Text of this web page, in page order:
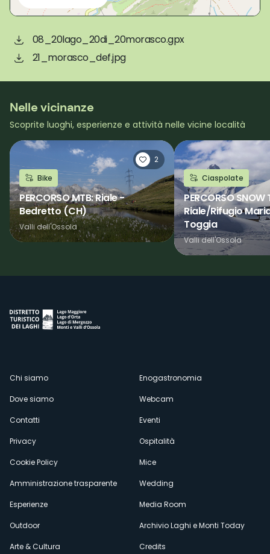
08_20lago_20di_20morasco.gpx
21_morasco_def.jpg
Nelle vicinanze
Scoprite luoghi, esperienze e attività nelle vicine località
2
Bike
PERCORSO MTB: Riale -
Bedretto (CH)
Valli dell'Ossola
Ciaspolate
PERCORSO SNOW
Riale/Rifugio
Toggia
Valli dell'Ossola
Menù
secondario
Chi siamo
Dove siamo
Contatti
Privacy
Cookie Policy
Amministrazione trasparente
Esperienze
Outdoor
Arte & Cultura
Enogastronomia
Webcam
Eventi
Ospitalità
Mice
Wedding
Media Room
Archivio Laghi e Monti Today
Credits